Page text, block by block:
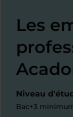
Les
Niveau
Bac+3